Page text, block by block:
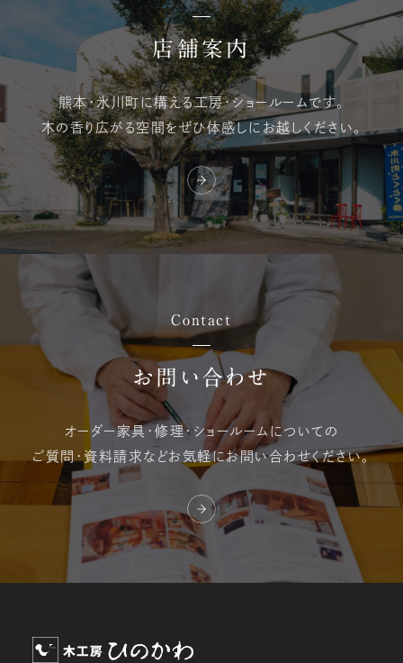
店舗案内
熊本・氷川町に構える工房・ショールームです。
木の香り広がる空間をぜひ体感しにお越しください。
Contact
お問い合わせ
オーダー家具・修理・ ショールームについての
ご質問・資料請求などお気軽にお問い合わせください。